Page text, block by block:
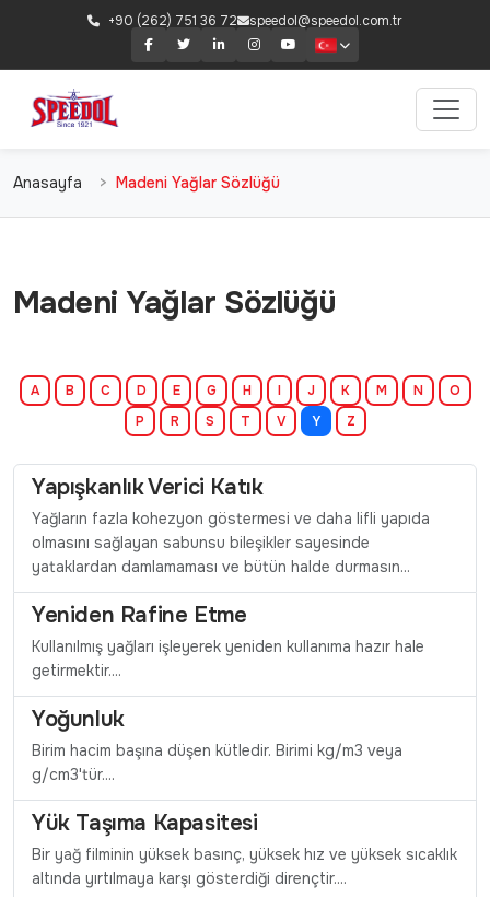
+90 (262) 751 36 72 speedol@speedol.com.tr
Anasayfa Madeni Yağlar Sözlüğü
Madeni Yağlar Sözlüğü
A B C D E G H I J K M N
O
P
R S T V Y Z
Yapışkanlık Verici Katık
Yağların fazla kohezyon göstermesi ve daha lifli yapıda
olmasını sağlayan sabunsu bileşikler sayesinde
yataklardan damlamaması ve bütün halde durmasın...
Yeniden Rafine Etme
Kullanılmış yağları işleyerek yeniden kullanıma hazır hale
getirmektir....
Yoğunluk
Birim hacim başına düşen kütledir. Birimi kg/m3 veya
g/cm3'tür....
Yük Taşıma Kapasitesi
Bir yağ filminin yüksek basınç, yüksek hız ve yüksek sıcaklık
altında yırtılmaya karşı gösterdiği dirençtir....